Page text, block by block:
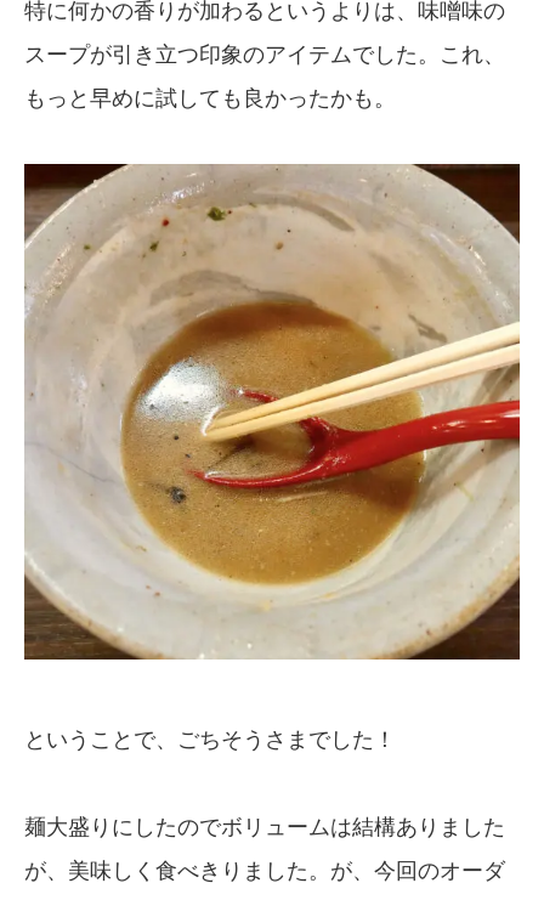
特に何かの香りが加わるというよりは、味噌味の
スープが引き立つ印象のアイテムでした。これ、
もっと早めに試しても良かったかも。
ということで、ごちそうさまでした！
麺大盛りにしたのでボリュームは結構ありました
が、美味しく食べきりました。が、今回のオーダ